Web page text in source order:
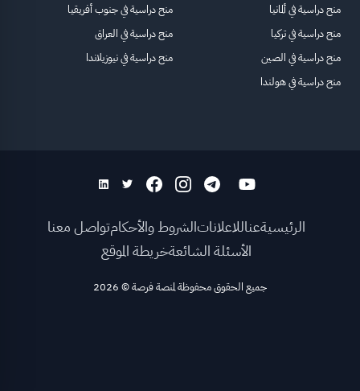
منح دراسية في ألمانيا
منح دراسية في تركيا
منح دراسية في الصين
منح دراسية في هولندا
منح دراسية في جنوب أفريقيا
منح دراسية في العراق
منح دراسية في نيوزيلاندا
الرئيسيةعناللاعلاناتالشروط والأحكامتواصل معنا
الأسئلة الشائعةخريطة الموقع
جميع الحقوق محفوظة لمنصة فرصة©
2026